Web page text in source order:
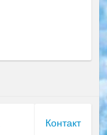
Контакт